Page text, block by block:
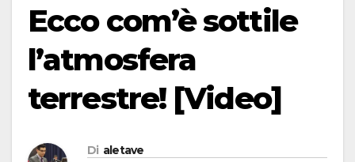
Ecco com’è sottile
l’atmosfera
terrestre! [Video]
Di aletave